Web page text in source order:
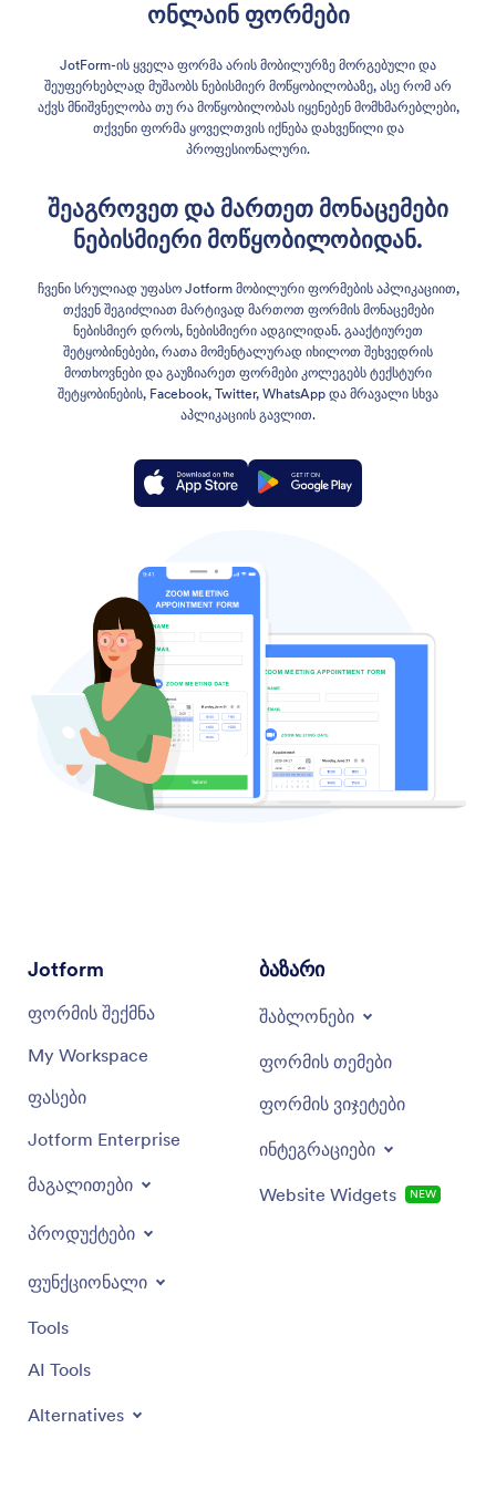
ონლაინ ფორმები
JotForm-ის ყველა ფორმა არის მობილურზე მორგებული და
შეუფერხებლად მუშაობს ნებისმიერ მოწყობილობაზე, ასე რომ არ
აქვს მნიშვნელობა თუ რა მოწყობილობას იყენებენ მომხმარებლები,
თქვენი ფორმა ყოველთვის იქნება დახვეწილი და
პროფესიონალური.
შეაგროვეთ და მართეთ მონაცემები
ნებისმიერი მოწყობილობიდან.
ჩვენი სრულიად უფასო Jotform მობილური ფორმების აპლიკაციით,
თქვენ შეგიძლიათ მარტივად მართოთ ფორმის მონაცემები
ნებისმიერ დროს, ნებისმიერი ადგილიდან. გააქტიურეთ
შეტყობინებები, რათა მომენტალურად იხილოთ შეხვედრის
მოთხოვნები და გაუზიარეთ ფორმები კოლეგებს ტექსტური
შეტყობინების, Facebook, Twitter, WhatsApp და მრავალი სხვა
აპლიკაციის გავლით.
Jotform
ფორმის შექმნა
My Workspace
ფასები
Jotform Enterprise
მაგალითები
პროდუქტები
ფუნქციონალი
Tools
AI Tools
Alternatives
ბაზარი
შაბლონები
ფორმის თემები
ფორმის ვიჯეტები
ინტეგრაციები
Website Widgets NEW